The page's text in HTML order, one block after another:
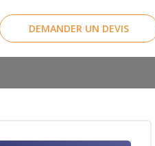
DEMANDER UN DEVIS